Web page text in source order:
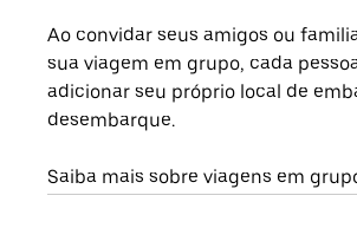
Ao convidar seus amigos ou
sua viagem em grupo, cada
adicionar seu próprio local de
desembarque.
Saiba mais sobre viagens em